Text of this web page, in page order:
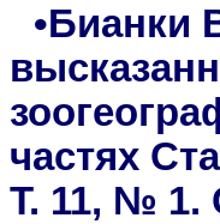
•Бианки
частях
Т. 11, № 1.